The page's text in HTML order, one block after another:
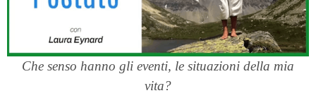
Che senso hanno gli eventi, le situazioni della mia
vita?